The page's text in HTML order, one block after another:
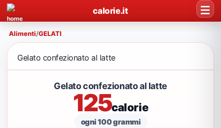
calorie.it
Alimenti/GELATI
Gelato confezionato al latte
Gelato confezionato al latte
125calorie
ogni 100 grammi